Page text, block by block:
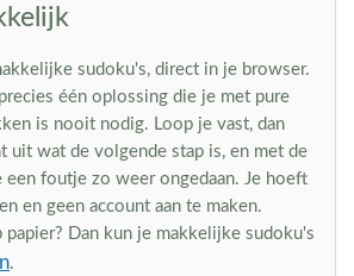
sudoku's, direct in je browser.
één oplossing die je met pure
is nooit nodig. Loop je vast, dan
uit wat de volgende stap is, en met de
een foutje zo weer ongedaan. Je hoeft
en geen account aan te maken.
papier? Dan kun je makkelijke sudoku's
.